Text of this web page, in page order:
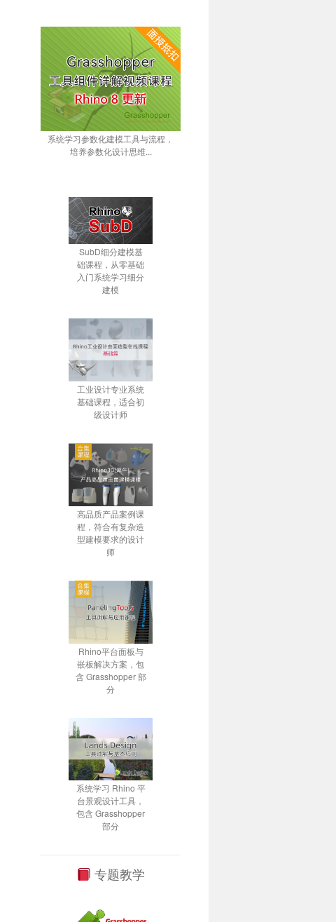
系统学习参数化建模工具与流程，
培养参数化设计思维...
SubD细分建模基
础课程，从零基础
入门系统学习细分
建模
工业设计专业系统
基础课程，适合初
级设计师
高品质产品案例课
程，符合有复杂造
型建模要求的设计
师
Rhino平台面板与
嵌板解决方案，包
含 Grasshopper 部
分
系统学习 Rhino 平
台景观设计工具，
包含 Grasshopper
部分
专题教学